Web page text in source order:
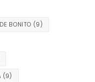
BONITO (9)
(9)